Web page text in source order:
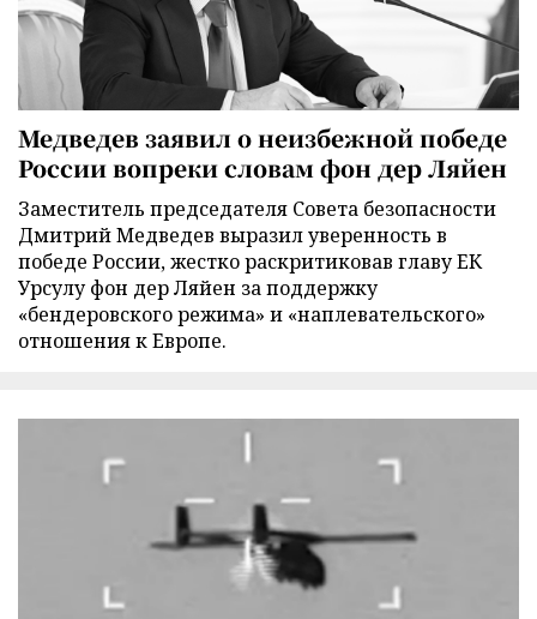
Медведев заявил о неизбежной победе
России вопреки словам фон дер Ляйен
Заместитель председателя Совета безопасности
Дмитрий Медведев выразил уверенность в
победе России, жестко раскритиковав главу ЕК
Урсулу фон дер Ляйен за поддержку
«бендеровского режима» и «наплевательского»
отношения к Европе.